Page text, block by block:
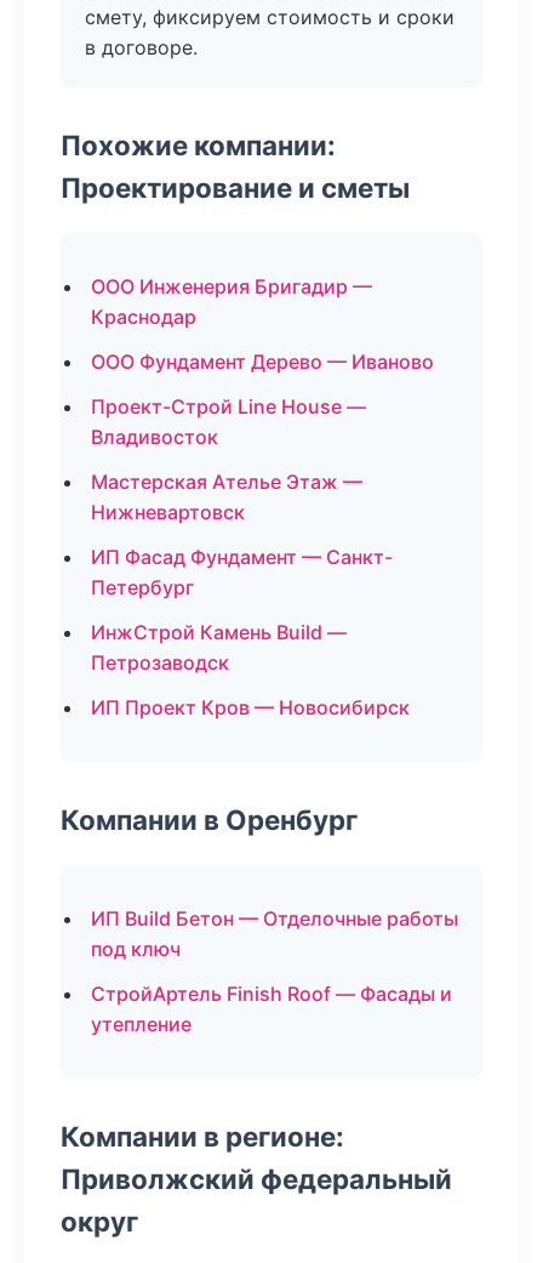
смету, фиксируем стоимость и сроки
в договоре.
Похожие компании:
Проектирование и сметы
ООО Инженерия Бригадир —
Краснодар
ООО Фундамент Дерево — Иваново
Проект-Строй Line House —
Владивосток
Мастерская Ателье Этаж —
Нижневартовск
ИП Фасад Фундамент — Санкт-
Петербург
ИнжСтрой Камень Build —
Петрозаводск
ИП Проект Кров — Новосибирск
Компании в Оренбург
ИП Build Бетон — Отделочные работы
под ключ
СтройАртель Finish Roof — Фасады и
утепление
Компании в регионе:
Приволжский федеральный
округ